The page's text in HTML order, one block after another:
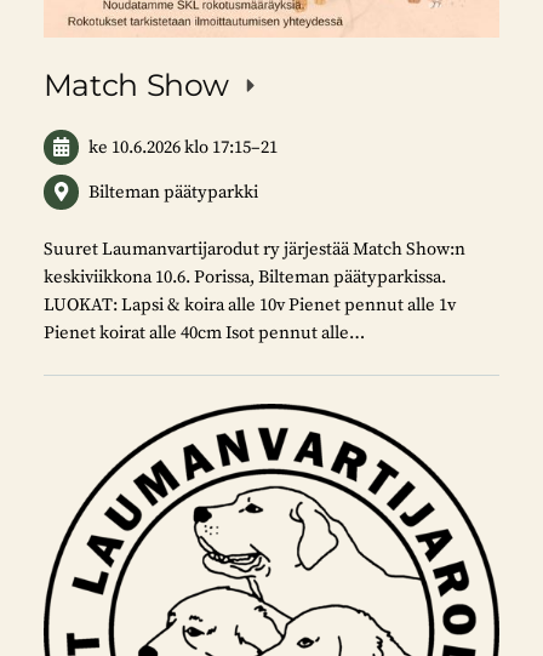
Match Show
ke 10.6.2026klo 17:15–21
Bilteman päätyparkki
Suuret Laumanvartijarodut ry järjestää Match Show:n
keskiviikkona 10.6. Porissa, Bilteman päätyparkissa.
LUOKAT: Lapsi & koira alle 10v Pienet pennut alle 1v
Pienet koirat alle 40cm Isot pennut alle…